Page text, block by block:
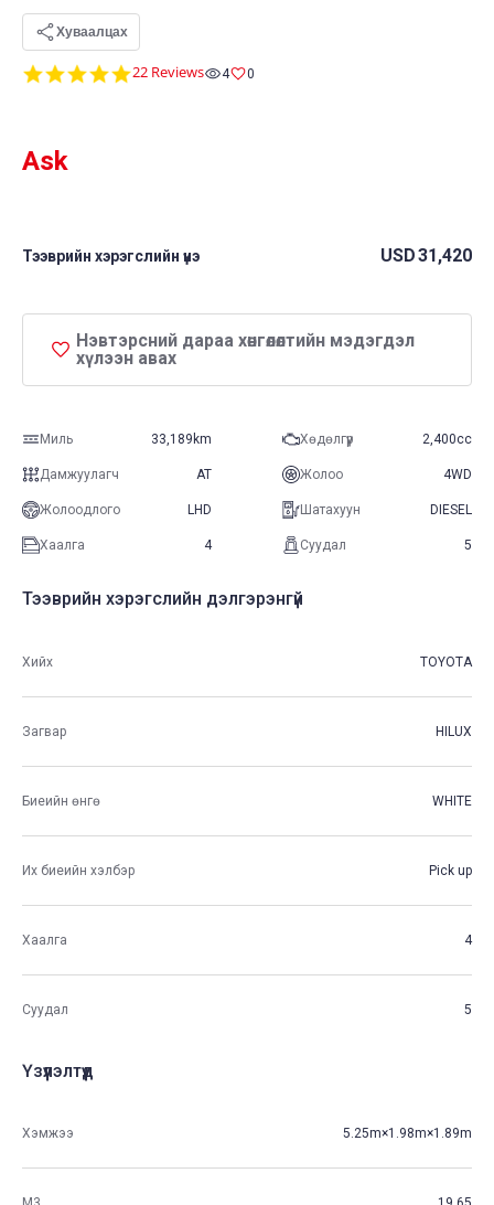
4.8
22 Reviews 4 0
Ask
Тээврийн хэрэгслийн үнэ USD31,420
Нэвтэрсний дараа хөнгөлөлтийн мэдэгдэл
хүлээн авах
Миль 33,189km Хөдөлгүүр 2,400cc
Дамжуулагч AT Жолоо 4WD
Жолоодлого LHD Шатахуун DIESEL
Хаалга 4 Суудал 5
Хуваалцах
Тээврийн хэрэгслийн дэлгэрэнгүй
Хийх TOYOTA
Загвар HILUX
Биеийн өнгө WHITE
Их биеийн хэлбэр Pick up
Хаалга 4
Суудал 5
Үзүүлэлтүүд
Хэмжээ 5.25m×1.98m×1.89m